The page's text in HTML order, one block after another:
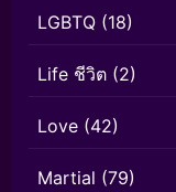
LGBTQ (18)
Life ชีวิต (2)
Love (42)
Martial (79)